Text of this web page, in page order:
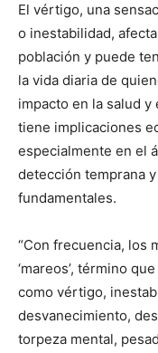
El vértigo, una
o inestabilidad,
población y puede
la vida diaria de
impacto en la salud
tiene implicaciones
especialmente en el
detección temprana
fundamentales.
“Con frecuencia, los
‘mareos’, término
como vértigo,
desvanecimiento,
torpeza mental,